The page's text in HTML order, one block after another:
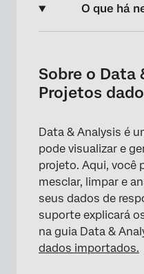
O que há
Reimportando dados
Solução de
Edição de campos
Exportação de
Recodificação de
Outros recursos na
Sobre o Data
Projetos
Data & Analysis é
pode visualizar e
projeto. Aqui, você
mesclar, limpar e
seus dados de
suporte explicará
na guia Data &
dados importados.